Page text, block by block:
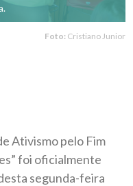
Foto: Cristiano Junior
Ativismo pelo Fim
foi oficialmente
segunda-feira